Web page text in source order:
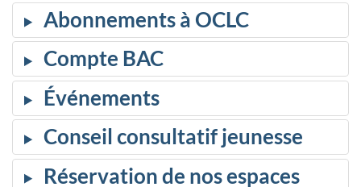
Abonnements à OCLC
Compte BAC
Événements
Conseil consultatif jeunesse
Réservation de nos espaces